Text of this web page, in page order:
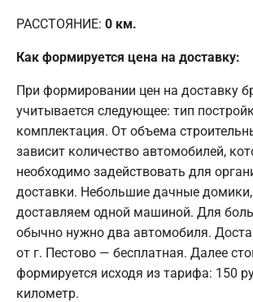
РАССТОЯНИЕ: 0 км.
Как формируется цена на доставку:
При формировании цен на доставку
учитывается следующее: тип
комплектация. От объема
зависит количество автомобилей,
необходимо задействовать для
доставки. Небольшие дачные
доставляем одной машиной. Для
обычно нужно два автомобиля.
от г. Пестово — бесплатная. Далее
формируется исходя из тарифа: 150
километр.